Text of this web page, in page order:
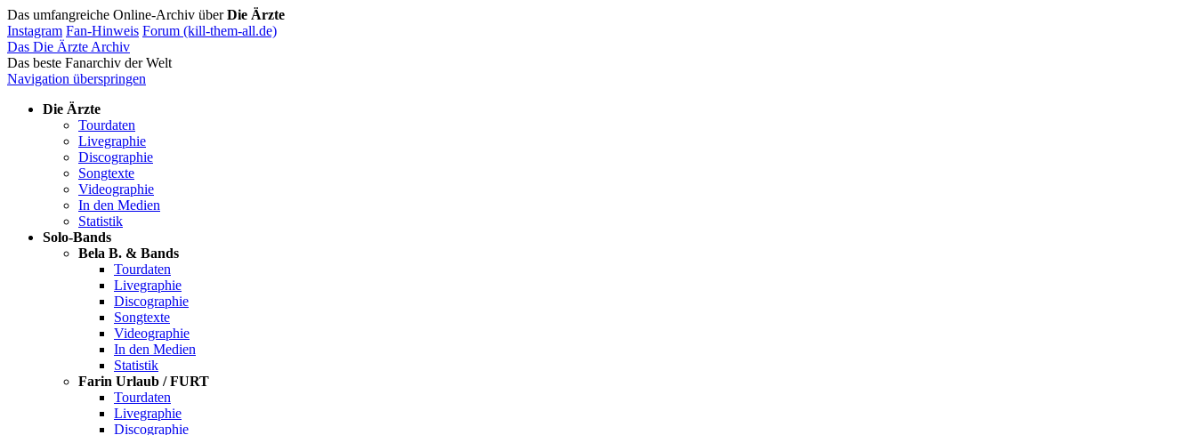
Das umfangreiche Online-Archiv überDie Ärzte
Instagram Fan-Hinweis Forum (kill-them-all.de)
Das Die Ärzte Archiv
Das beste Fanarchiv der Welt
Navigation überspringen
Die Ärzte
Tourdaten
Livegraphie
Discographie
Songtexte
Videographie
In den Medien
Statistik
Solo-Bands
Bela B. & Bands
Tourdaten
Livegraphie
Discographie
Songtexte
Videographie
In den Medien
Statistik
Farin Urlaub / FURT
Tourdaten
Livegraphie
Discographie